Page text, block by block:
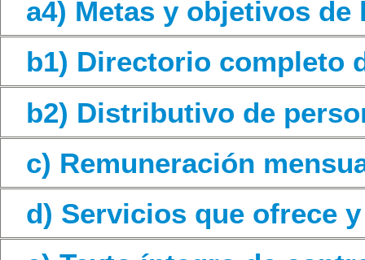
a4) Metas y objetivos
b1) Directorio completo
b2) Distributivo de
c) Remuneración
d) Servicios que ofrece